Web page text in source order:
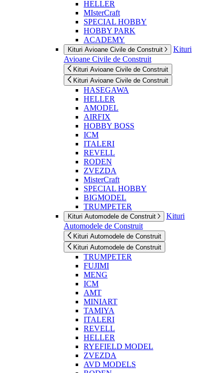
HELLER
MIsterCraft
SPECIAL HOBBY
HOBBY PARK
ACADEMY
Kituri Avioane Civile de Construit
Kituri
Avioane Civile de Construit
Kituri Avioane Civile de Construit
Kituri Avioane Civile de Construit
HASEGAWA
HELLER
AMODEL
AIRFIX
HOBBY BOSS
ICM
ITALERI
REVELL
RODEN
ZVEZDA
MisterCraft
SPECIAL HOBBY
BIGMODEL
TRUMPETER
Kituri Automodele de Construit
Kituri
Automodele de Construit
Kituri Automodele de Construit
Kituri Automodele de Construit
TRUMPETER
FUJIMI
MENG
ICM
AMT
MINIART
TAMIYA
ITALERI
REVELL
HELLER
RYEFIELD MODEL
ZVEZDA
AVD MODELS